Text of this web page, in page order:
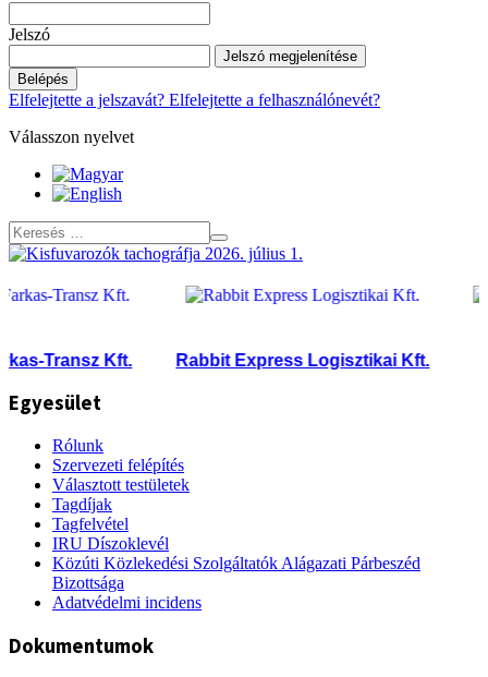
Jelszó
Jelszó megjelenítése
Belépés
Elfelejtette a jelszavát? Elfelejtette a felhasználónevét?
Válasszon nyelvet
Transz Kft. Rabbit Express Logisztikai Kft.
Egyesület
Rólunk
Szervezeti felépítés
Választott testületek
Tagdíjak
Tagfelvétel
IRU Díszoklevél
Közúti Közlekedési Szolgáltatók Alágazati Párbeszéd
Bizottsága
Adatvédelmi incidens
Dokumentumok